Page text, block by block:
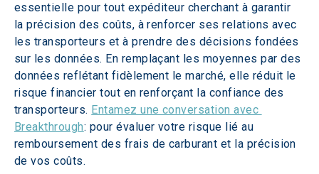
essentielle pour tout expéditeur cherchant à garantir
la précision des coûts, à renforcer ses relations avec
les transporteurs et à prendre des décisions fondées
sur les données. En remplaçant les moyennes par des
données reflétant fidèlement le marché, elle réduit le
risque financier tout en renforçant la confiance des
transporteurs. Entamez une conversation avec
Breakthrough: pour évaluer votre risque lié au
remboursement des frais de carburant et la précision
de vos coûts.